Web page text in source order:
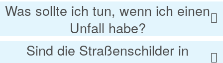
Was sollte ich tun, wenn ich einen
Unfall habe?
Sind die Straßenschilder in